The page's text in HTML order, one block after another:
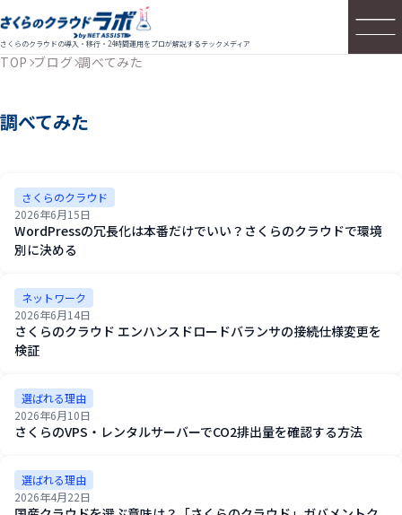
さくらのクラウドの導入・移行・24時間運用をプロが解説するテックメディア
TOP ブログ 調べてみた
調べてみた
さくらのクラウド
2026年6月15日
WordPressの冗長化は本番だけでいい？さくらのクラウドで環境
別に決める
ネットワーク
2026年6月14日
さくらのクラウド エンハンスドロードバランサの接続仕様変更を
検証
選ばれる理由
2026年6月10日
さくらのVPS・レンタルサーバーでCO2排出量を確認する方法
選ばれる理由
2026年4月22日